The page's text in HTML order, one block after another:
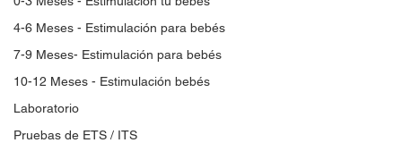
4-6 Meses - Estimulación para bebés
7-9 Meses- Estimulación para bebés
10-12 Meses - Estimulación bebés
Laboratorio
Pruebas de ETS / ITS